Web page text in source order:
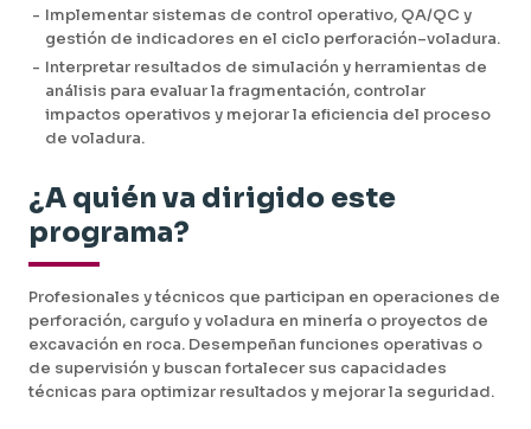
- Implementar sistemas de control operativo, QA/QC y
gestión de indicadores en el ciclo perforación–voladura.
- Interpretar resultados de simulación y herramientas de
análisis para evaluar la fragmentación, controlar
impactos operativos y mejorar la eficiencia del proceso
de voladura.
¿A quién va dirigido este
programa?
Profesionales y técnicos que participan en operaciones de
perforación, carguío y voladura en minería o proyectos de
excavación en roca. Desempeñan funciones operativas o
de supervisión y buscan fortalecer sus capacidades
técnicas para optimizar resultados y mejorar la seguridad.